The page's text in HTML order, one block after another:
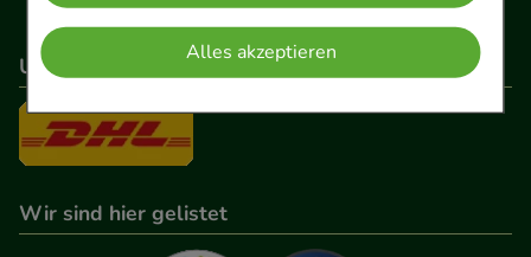
verzichtet werden kann.
Komfort:Diese Cookies werden genutzt um das
Einkaufserlebnis noch ansprechender zu gestalten,
beispielsweise für die Wiedererkennung des
Verhaltensweisen (z.B. Spracheinstellung)
anzupassen. Komfort-Cookies ermöglichen es uns
Alles akzeptieren
Unser Versanddienstleister
Wir sind hier gelistet